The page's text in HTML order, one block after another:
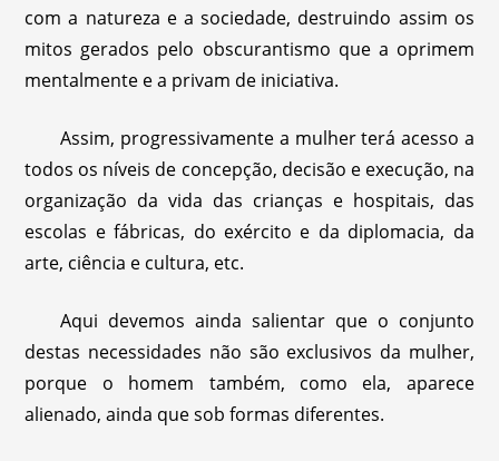
com a natureza e a sociedade, destruindo assim os
mitos gerados pelo obscurantismo que a oprimem
mentalmente e a privam de iniciativa.
Assim, progressivamente a mulher terá acesso a
todos os níveis de concepção, decisão e execução, na
organização da vida das crianças e hospitais, das
escolas e fábricas, do exército e da diplomacia, da
arte, ciência e cultura, etc.
Aqui devemos ainda salientar que o conjunto
destas necessidades não são exclusivos da mulher,
porque o homem também, como ela, aparece
alienado, ainda que sob formas diferentes.